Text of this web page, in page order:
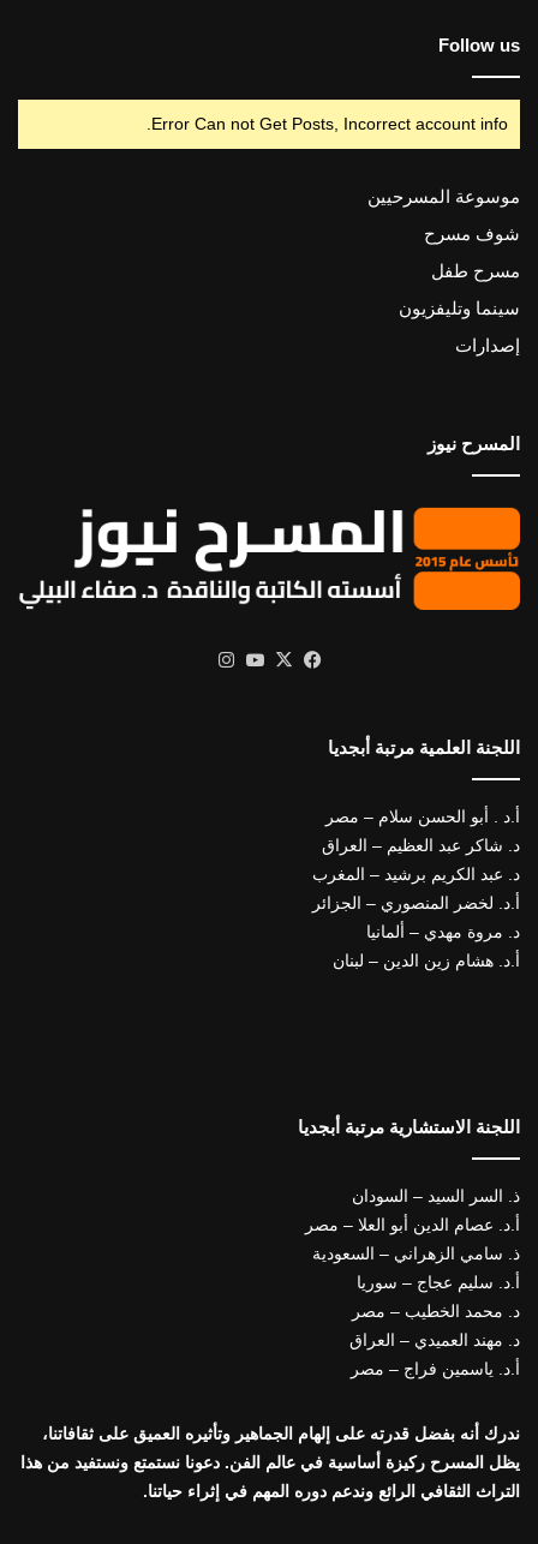
Follow us
Error Can not Get Posts, Incorrect account info.
موسوعة المسرحيين
شوف مسرح
مسرح طفل
سينما وتليفزيون
إصدارات
المسرح نيوز
فيسبوك
X يوتيوب
اللجنة العلمية مرتبة أبجديا
أ.د . أبو الحسن سلام – مصر
د. شاكر عبد العظيم – العراق
د. عبد الكريم برشيد – المغرب
أ.د. لخضر المنصوري – الجزائر
د. مروة مهدي – ألمانيا
أ.د. هشام زين الدين – لبنان
اللجنة الاستشارية مرتبة أبجديا
ذ. السر السيد – السودان
أ.د. عصام الدين أبو العلا – مصر
ذ. سامي الزهراني – السعودية
أ.د. سليم عجاج – سوريا
د. محمد الخطيب – مصر
د. مهند العميدي – العراق
أ.د. ياسمين فراج – مصر
ندرك أنه بفضل قدرته على إلهام الجماهير وتأثيره العميق على ثقافاتنا،
يظل المسرح ركيزة أساسية في عالم الفن. دعونا نستمتع ونستفيد من هذا
التراث الثقافي الرائع وندعم دوره المهم في إثراء حياتنا.